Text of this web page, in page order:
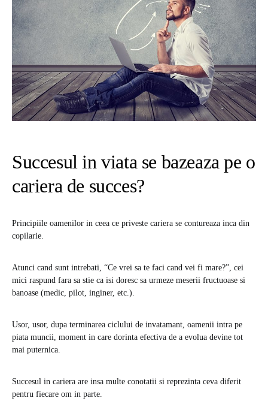
Succesul in viata se bazeaza pe o
cariera de succes?
Principiile oamenilor in ceea ce priveste cariera se contureaza inca din
copilarie.
Atunci cand sunt intrebati, “Ce vrei sa te faci cand vei fi mare?”, cei
mici raspund fara sa stie ca isi doresc sa urmeze meserii fructuoase si
banoase (medic, pilot, inginer, etc.).
Usor, usor, dupa terminarea ciclului de invatamant, oamenii intra pe
piata muncii, moment in care dorinta efectiva de a evolua devine tot
mai puternica.
Succesul in cariera are insa multe conotatii si reprezinta ceva diferit
pentru fiecare om in parte.